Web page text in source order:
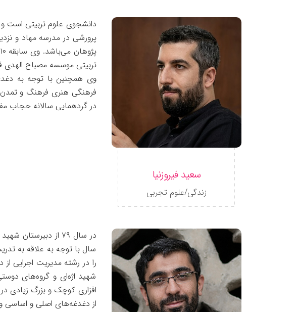
سعید فیروزنیا
زندگی/علوم تجربی
دانشجوی علوم تربیتی است
تربیتی موسسه مصباح الهدی
فرهنگی هنری فرهنگ و تمدن
در گردهمایی سالانه حجاب
در سال ۷۹ از
سال با توجه به علاقه به
را در رشته مدیریت اجرایی
شهید اژه‌ای و گروه‌های
افزاری کوچک و بزرگ زیادی
از دغدغه‌های اصلی و اساسی